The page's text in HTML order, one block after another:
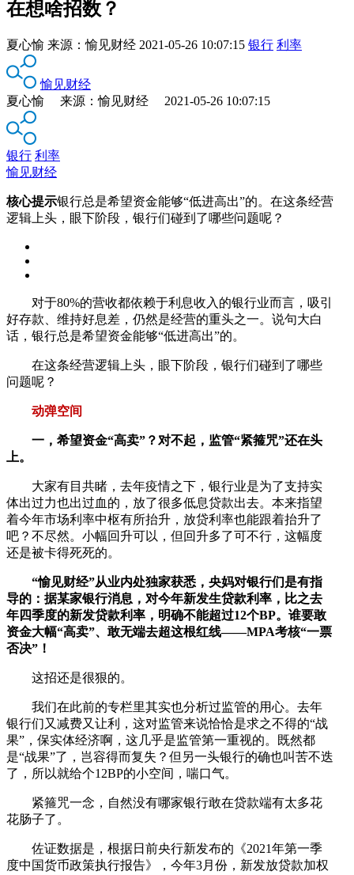
在想啥招数？
夏心愉 来源：愉见财经 2021-05-26 10:07:15 银行 利率
愉见财经
夏心愉 来源：愉见财经 2021-05-26 10:07:15
银行 利率
愉见财经
核心提示银行总是希望资金能够“低进高出”的。在这条经营
逻辑上头，眼下阶段，银行们碰到了哪些问题呢？
对于80%的营收都依赖于利息收入的银行业而言，吸引
好存款、维持好息差，仍然是经营的重头之一。说句大白
话，银行总是希望资金能够“低进高出”的。
在这条经营逻辑上头，眼下阶段，银行们碰到了哪些
问题呢？
动弹空间
一，希望资金“高卖”？对不起，监管“紧箍咒”还在头
上。
大家有目共睹，去年疫情之下，银行业是为了支持实
体出过力也出过血的，放了很多低息贷款出去。本来指望
着今年市场利率中枢有所抬升，放贷利率也能跟着抬升了
吧？不尽然。小幅回升可以，但回升多了可不行，这幅度
还是被卡得死死的。
“愉见财经”从业内处独家获悉，央妈对银行们是有指
导的：据某家银行消息，对今年新发生贷款利率，比之去
年四季度的新发贷款利率，明确不能超过12个BP。谁要敢
资金大幅“高卖”、敢无端去超这根红线——MPA考核“一票
否决”！
这招还是很狠的。
我们在此前的专栏里其实也分析过监管的用心。去年
银行们又减费又让利，这对监管来说恰恰是求之不得的“战
果”，保实体经济啊，这几乎是监管第一重视的。既然都
是“战果”了，岂容得而复失？但另一头银行的确也叫苦不迭
了，所以就给个12BP的小空间，喘口气。
紧箍咒一念，自然没有哪家银行敢在贷款端有太多花
花肠子了。
佐证数据是，根据日前央行新发布的《2021年第一季
度中国货币政策执行报告》，今年3月份，新发放贷款加权